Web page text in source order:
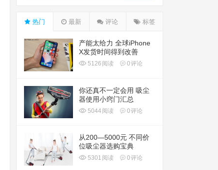
热门 最新 评论 标签
产能太给力 全球iPhone
X发货时间得到改善
5126 阅读 0评论
你还真不一定会用 吸尘
器使用小窍门汇总
5044 阅读 0评论
从200—5000元 不同价
位吸尘器选购宝典
5301 阅读 0评论